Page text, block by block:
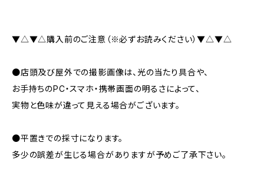
▼△▼△購入前のご注意（※必ずお読みください）▼△▼△
●店頭及び屋外での撮影画像は、光の当たり具合や、
お手持ちのPC・スマホ・携帯画面の明るさによって、
実物と色味が違って見える場合がございます。
●平置きでの採寸になります。
多少の誤差が生じる場合がありますが予めご了承下さい。